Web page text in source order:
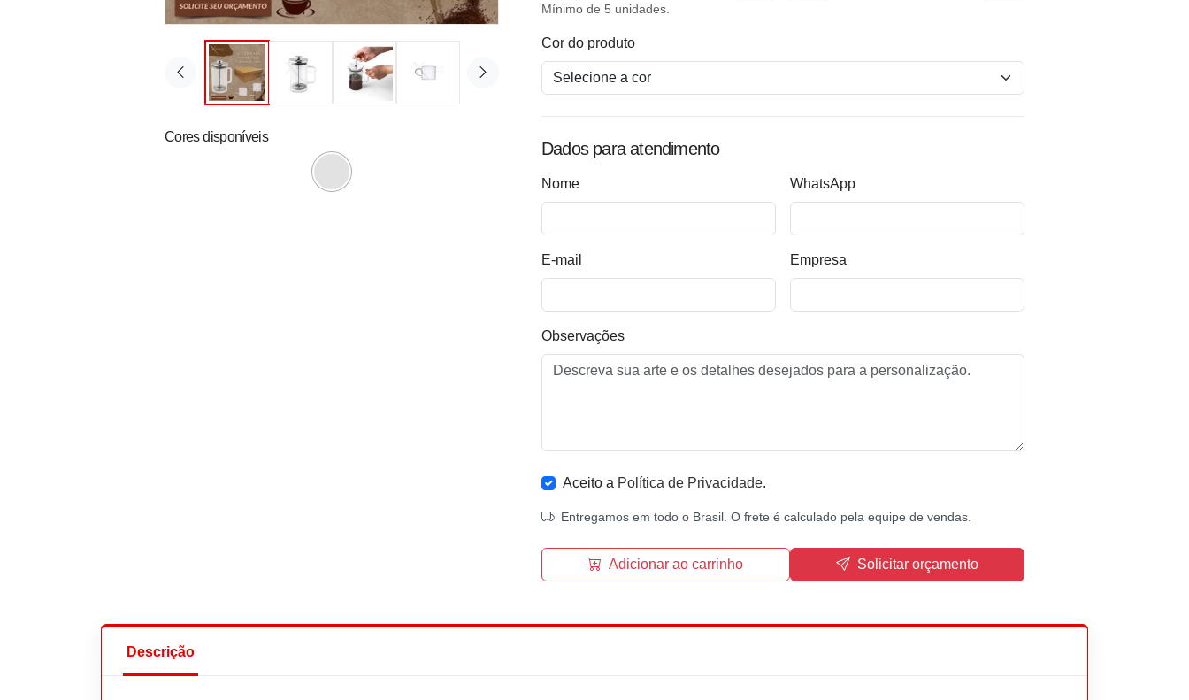
Cores disponíveis
Mínimo de 5 unidades.
Cor do produto
Dados para atendimento
Nome WhatsApp
E-mail Empresa
Observações
Aceito a Política de Privacidade.
Entregamos em todo o Brasil. O frete é calculado pela equipe de vendas.
Adicionar ao carrinho Solicitar orçamento
Descrição